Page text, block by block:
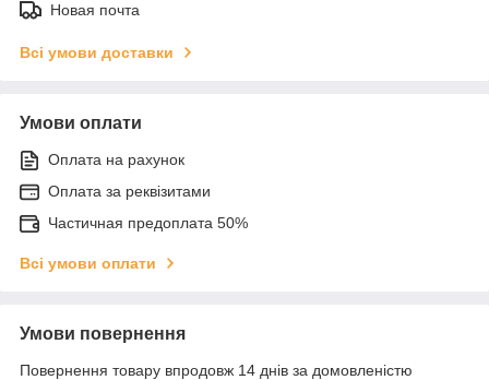
Новая почта
Всі умови доставки
Умови оплати
Оплата на рахунок
Оплата за реквізитами
Частичная предоплата 50%
Всі умови оплати
Умови повернення
Повернення товару впродовж 14 днів за домовленістю